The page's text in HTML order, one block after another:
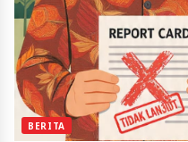
BERITA